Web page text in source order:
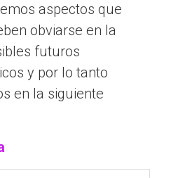
aspectos que
obviarse en la
futuros
y por lo tanto
en la siguiente